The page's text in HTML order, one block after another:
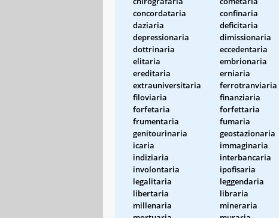
concordataria
confinaria
daziaria
deficitaria
depressionaria
dimissionaria
dottrinaria
eccedentaria
elitaria
embrionaria
ereditaria
erniaria
extrauniversitaria
ferrotranviaria
filoviaria
finanziaria
forfetaria
forfettaria
frumentaria
fumaria
genitourinaria
geostazionaria
icaria
immaginaria
indiziaria
interbancaria
involontaria
ipofisaria
legalitaria
leggendaria
libertaria
libraria
millenaria
mineraria